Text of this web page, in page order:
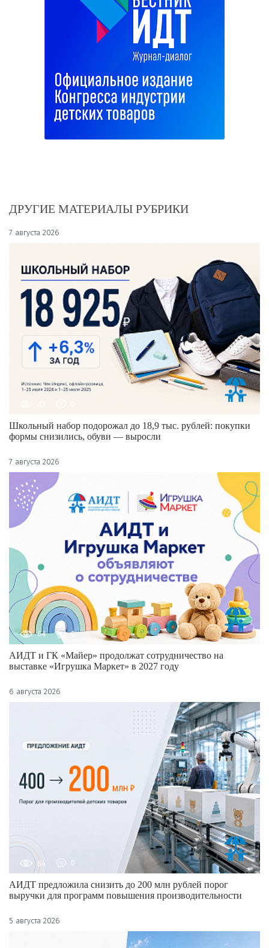
ДРУГИЕ МАТЕРИАЛЫ РУБРИКИ
7 августа 2026
Школьный набор подорожал до 18,9 тыс. рублей: покупки
формы снизились, обуви — выросли
7 августа 2026
64 0
АИДТ и ГК «Майер» продолжат сотрудничество на
выставке «Игрушка Маркет» в 2027 году
6 августа 2026
66 0
АИДТ предложила снизить до 200 млн рублей порог
выручки для программ повышения производительности
5 августа 2026